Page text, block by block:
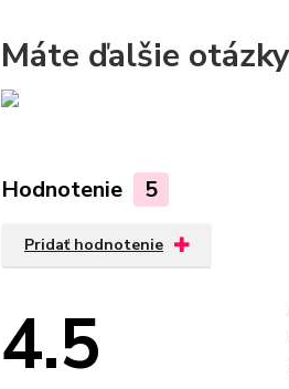
Máte ďalšie
Hodnotenie 5
Pridať hodnotenie
4.5